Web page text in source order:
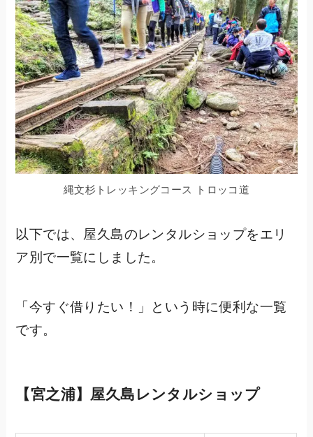
縄文杉トレッキングコース トロッコ道
以下では、屋久島のレンタルショップをエリ
ア別で一覧にしました。
「今すぐ借りたい！」という時に便利な一覧
です。
【宮之浦】屋久島レンタルショップ